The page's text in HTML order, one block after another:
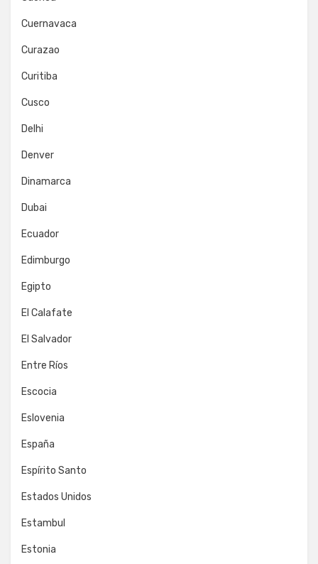
Cuernavaca
Curazao
Curitiba
Cusco
Delhi
Denver
Dinamarca
Dubai
Ecuador
Edimburgo
Egipto
El Calafate
El Salvador
Entre Ríos
Escocia
Eslovenia
España
Espírito Santo
Estados Unidos
Estambul
Estonia